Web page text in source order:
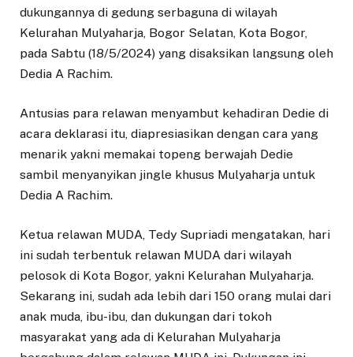
dukungannya di gedung serbaguna di wilayah
Kelurahan Mulyaharja, Bogor Selatan, Kota Bogor,
pada Sabtu (18/5/2024) yang disaksikan langsung oleh
Dedia A Rachim.
Antusias para relawan menyambut kehadiran Dedie di
acara deklarasi itu, diapresiasikan dengan cara yang
menarik yakni memakai topeng berwajah Dedie
sambil menyanyikan jingle khusus Mulyaharja untuk
Dedia A Rachim.
Ketua relawan MUDA, Tedy Supriadi mengatakan, hari
ini sudah terbentuk relawan MUDA dari wilayah
pelosok di Kota Bogor, yakni Kelurahan Mulyaharja.
Sekarang ini, sudah ada lebih dari 150 orang mulai dari
anak muda, ibu-ibu, dan dukungan dari tokoh
masyarakat yang ada di Kelurahan Mulyaharja